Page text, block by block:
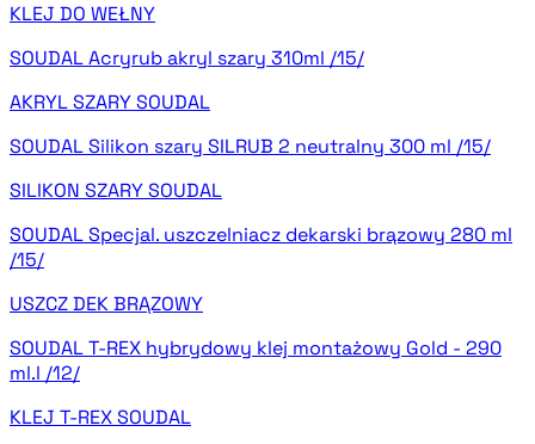
KLEJ DO WEŁNY
SOUDAL Acryrub akryl szary 310ml /15/
AKRYL SZARY SOUDAL
SOUDAL Silikon szary SILRUB 2 neutralny 300 ml /15/
SILIKON SZARY SOUDAL
SOUDAL Specjal. uszczelniacz dekarski brązowy 280 ml
/15/
USZCZ DEK BRĄZOWY
SOUDAL T-REX hybrydowy klej montażowy Gold - 290
ml.l /12/
KLEJ T-REX SOUDAL